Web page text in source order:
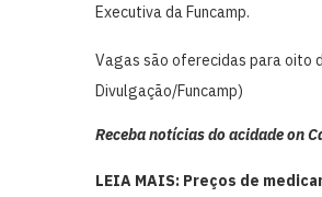
Executiva da Funcamp.
Vagas são oferecidas para oito
Divulgação/Funcamp)
Receba notícias do acidade on
LEIA MAIS: Preços de